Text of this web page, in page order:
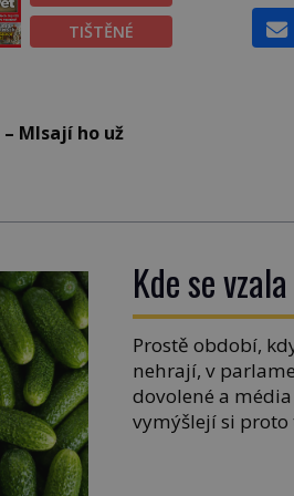
TIŠTĚNÉ
Mlsají ho už
Kde se
Prostě období,
nehrají, v
dovolené a
vymýšlejí si